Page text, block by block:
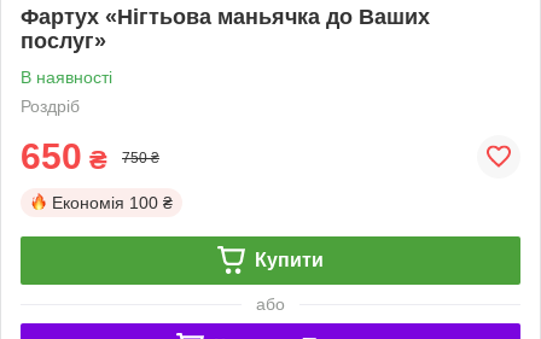
Фартух «Нігтьова маньячка до Ваших
послуг»
В наявності
Роздріб
650 ₴ 750 ₴
Економія 100 ₴
Купити
або